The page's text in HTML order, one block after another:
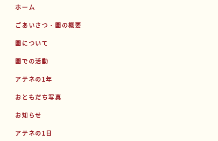
ホーム
ごあいさつ・園の概要
園について
園での活動
アテネの1年
おともだち写真
お知らせ
アテネの1日